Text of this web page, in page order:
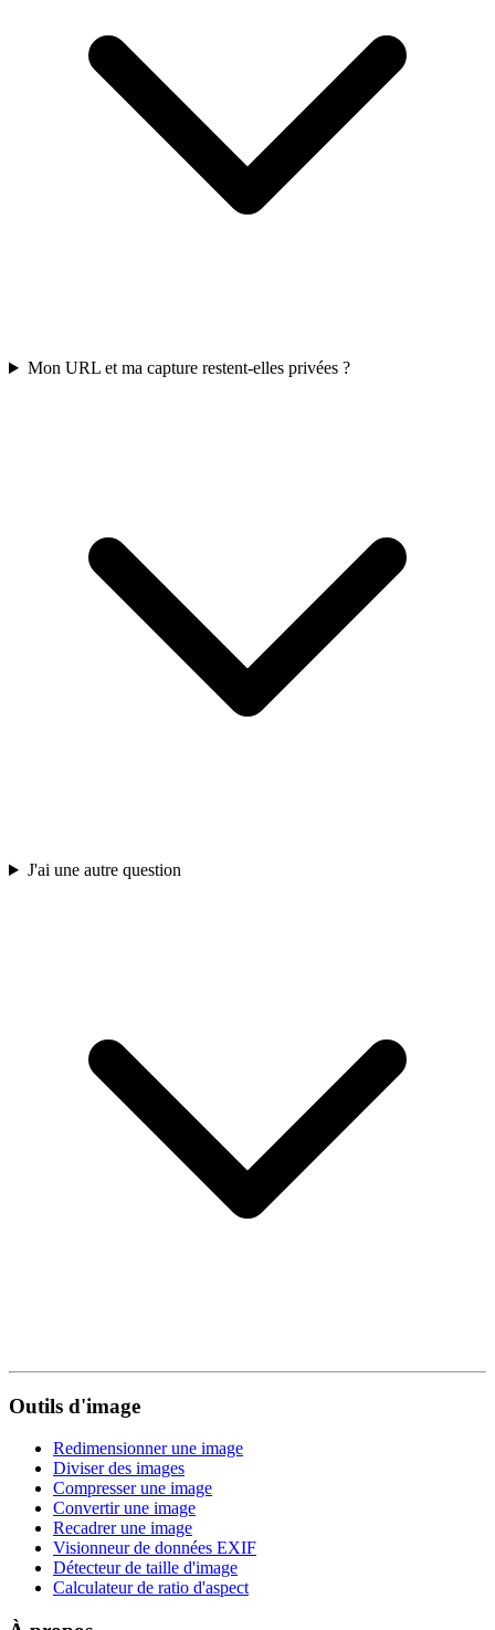
Mon URL et ma capture restent-elles privées ?
J'ai une autre question
Outils d'image
Redimensionner une image
Diviser des images
Compresser une image
Convertir une image
Recadrer une image
Visionneur de données EXIF
Détecteur de taille d'image
Calculateur de ratio d'aspect